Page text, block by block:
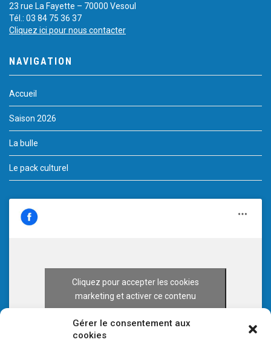
Gérer le consentement aux
cookies
23 rue La Fayette – 70000 Vesoul
Tél.: 03 84 75 36 37
Cliquez ici pour nous contacter
NAVIGATION
Accueil
Saison 2026
La bulle
Le pack culturel
Cliquez pour accepter les cookies
marketing et activer ce contenu